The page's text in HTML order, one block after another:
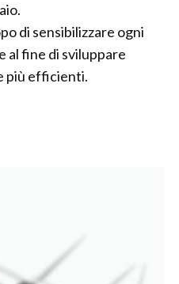
di sensibilizzare ogni
al fine di sviluppare
più efficienti.